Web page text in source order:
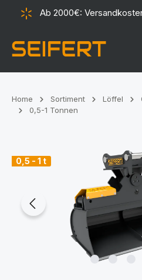
springenAb 2000€:
Home Sortiment Löffel
0,5-1 Tonnen
0,5 - 1 t